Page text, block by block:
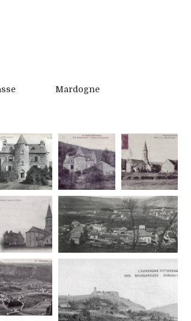
Mardogne